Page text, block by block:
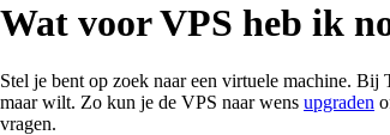
Wat voor VPS heb ik
Stel je bent op zoek naar een virtuele machine.
maar wilt. Zo kun je de VPS naar wens upgraden
vragen.